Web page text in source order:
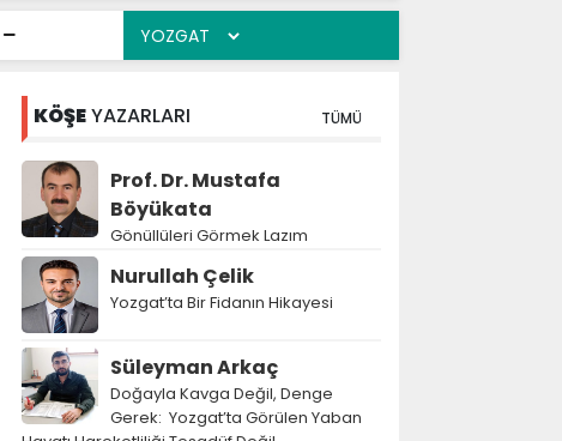
KÖŞEYAZARLARI TÜMÜ
Prof. Dr. Mustafa
Böyükata
Gönüllüleri Görmek Lazım
Nurullah Çelik
Yozgat’ta Bir Fidanın Hikayesi
Süleyman Arkaç
Doğayla Kavga Değil, Denge
Gerek: Yozgat’ta Görülen Yaban